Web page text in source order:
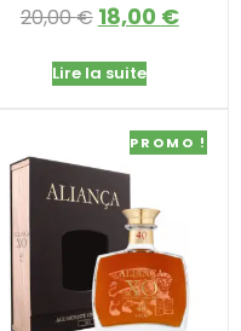
20,00€ 18,00 €
Lire la suite
PROMO !